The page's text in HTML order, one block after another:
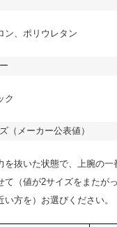
ン、ポリウレタン
ク
（メーカー公表値）
を抜いた状態で、上腕の一
て（値が2サイズをまたが
い方を）お選びください。